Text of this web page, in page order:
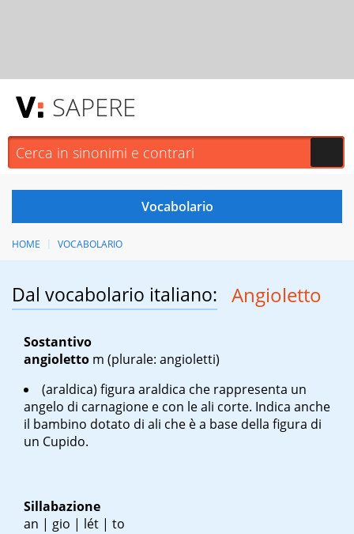
SAPERE
HOME VOCABOLARIO
Dal vocabolario italiano: Angioletto
Sostantivo
angioletto m (plurale: angioletti)
(araldica) figura araldica che rappresenta un
angelo di carnagione e con le ali corte. Indica anche
il bambino dotato di ali che è a base della figura di
un Cupido.
Sillabazione
an | gio | lét | to